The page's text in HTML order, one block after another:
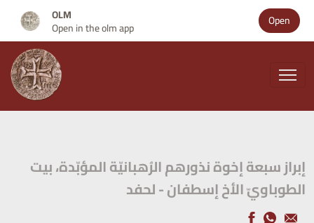
Open
OLM
Open in the olm app
إبراز سبعة إخوة نذورهم الرُهبانيّة المؤبّدة، بيت
الطوباويّ الأخ إسطفان - لحفد